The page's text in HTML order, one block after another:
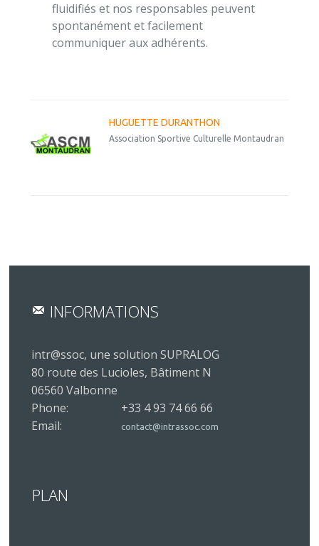
fluidifiés et nos responsables peuvent
spontanément et facilement
communiquer aux adhérents.
HUGUETTE DURANTHON
Association Sportive Culturelle Montaudran
INFORMATIONS
intr@ssoc, une solution SUPRALOG
80 route des Lucioles, Bâtiment N
06560 Valbonne
Phone:
+33 4 93 74 66 66
Email:
contact@intrassoc.com
PLAN